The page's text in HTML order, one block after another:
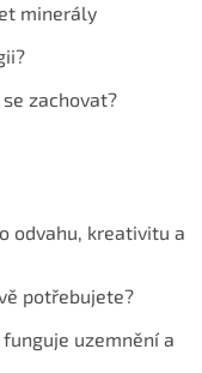
minerály
zachovat?
odvahu, kreativitu a
potřebujete?
uzemnění a